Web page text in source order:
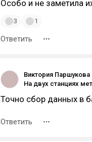
Особо и не заметила
3 1
Ответить
Виктория Паршукова
Точно сбор данных в
Ответить